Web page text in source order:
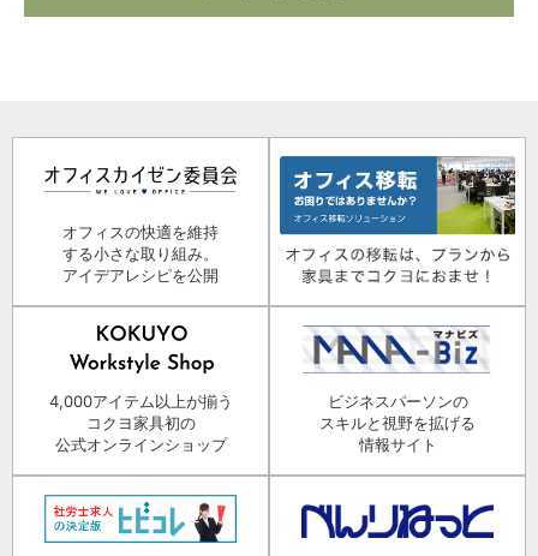
オフィスの快適を維持
する小さな取り組み。
アイデアレシピを公開
4,000アイテム以上が揃う
コクヨ家具初の
公式オンラインショップ
ビジネスパーソンの
スキルと視野を拡げる
情報サイト